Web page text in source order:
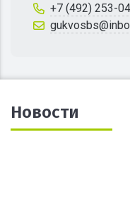
+7 (492) 253-
Новости